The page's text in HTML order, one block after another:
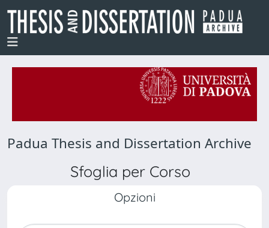
Padua Thesis and Dissertation Archive
Sfoglia per Corso
Opzioni